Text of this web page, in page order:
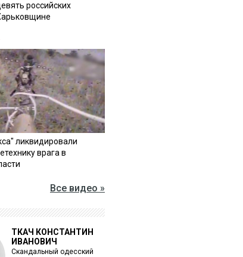
российских
ликвидировали
врага в
Все видео »
ТКАЧ КОНСТАНТИН
ИВАНОВИЧ
Скандальный одесский